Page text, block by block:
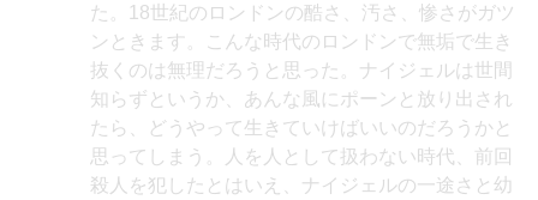
た。18世紀のロンドンの酷さ、汚さ、惨さがガツ
ンときます。こんな時代のロンドンで無垢で生き
抜くのは無理だろうと思った。ナイジェルは世間
知らずというか、あんな風にポーンと放り出され
たら、どうやって生きていけばいいのだろうかと
思ってしまう。人を人として扱わない時代、前回
殺人を犯したとはいえ、ナイジェルの一途さと幼